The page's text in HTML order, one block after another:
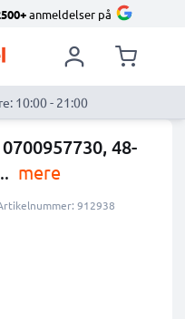
anmeldelser på
10:00 - 21:00
48-
mere
912938